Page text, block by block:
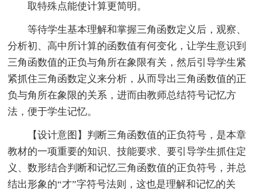
取特殊点能使计算更简明。
等待学生基本理解和掌握三角函数定义后，观察、
分析初、高中所计算的函数值有何变化，让学生意识到
三角函数值的正负与角所在象限有关，然后引导学生紧
紧抓住三角函数定义来分析，从而导出三角函数值的正
负与角所在象限的关系，进而由教师总结符号记忆方
法，便于学生记忆。
【设计意图】判断三角函数值的正负符号，是本章
教材的一项重要的知识、技能要求、要引导学生抓住定
义、数形结合判断和记忆三角函数值的正负符号，并总
结出形象的“才”字符号法则，这也是理解和记忆的关